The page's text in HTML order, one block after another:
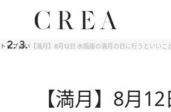
トップ占い 【満月】8月12日 水瓶座の満月の日に行うといいこ
【満月】8月